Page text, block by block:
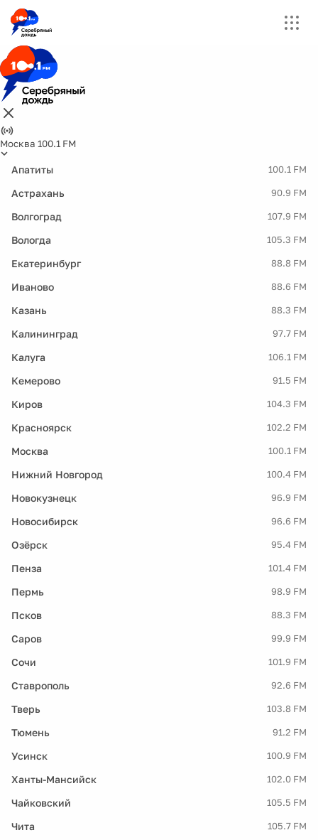
Москва 100.1 FM
Апатиты 100.1 FM
Астрахань 90.9 FM
Волгоград 107.9 FM
Вологда 105.3 FM
Екатеринбург 88.8 FM
Иваново 88.6 FM
Казань 88.3 FM
Калининград 97.7 FM
Калуга 106.1 FM
Кемерово 91.5 FM
Киров 104.3 FM
Красноярск 102.2 FM
Москва 100.1 FM
Нижний Новгород 100.4 FM
Новокузнецк 96.9 FM
Новосибирск 96.6 FM
Озёрск 95.4 FM
Пенза 101.4 FM
Пермь 98.9 FM
Псков 88.3 FM
Саров 99.9 FM
Сочи 101.9 FM
Ставрополь 92.6 FM
Тверь 103.8 FM
Тюмень 91.2 FM
Усинск 100.9 FM
Ханты-Мансийск 102.0 FM
Чайковский 105.5 FM
Чита 105.7 FM